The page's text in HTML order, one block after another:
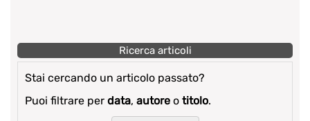
Ricerca articoli
Stai cercando un articolo passato?
Puoi filtrare per data, autore o titolo.